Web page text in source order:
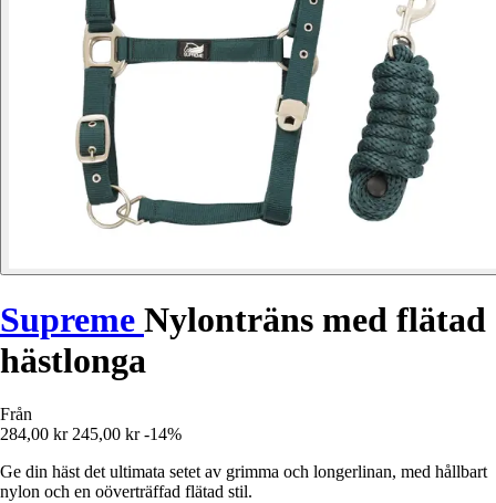
Supreme Nylonträns med flätad
hästlonga
Från
284,00 kr 245,00 kr -14%
Ge din häst det ultimata setet av grimma och longerlinan, med hållbart
nylon och en oöverträffad flätad stil.